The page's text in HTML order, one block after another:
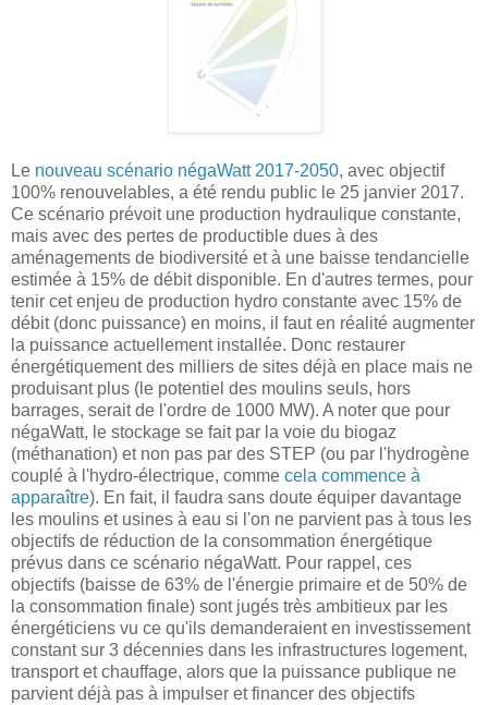
Le nouveau scénario négaWatt 2017-2050, avec objectif
100% renouvelables, a été rendu public le 25 janvier 2017.
Ce scénario prévoit une production hydraulique constante,
mais avec des pertes de productible dues à des
aménagements de biodiversité et à une baisse tendancielle
estimée à 15% de débit disponible. En d'autres termes, pour
tenir cet enjeu de production hydro constante avec 15% de
débit (donc puissance) en moins, il faut en réalité augmenter
la puissance actuellement installée. Donc restaurer
énergétiquement des milliers de sites déjà en place mais ne
produisant plus (le potentiel des moulins seuls, hors
barrages, serait de l'ordre de 1000 MW). A noter que pour
négaWatt, le stockage se fait par la voie du biogaz
(méthanation) et non pas par des STEP (ou par l'hydrogène
couplé à l'hydro-électrique, comme cela commence à
apparaître). En fait, il faudra sans doute équiper davantage
les moulins et usines à eau si l'on ne parvient pas à tous les
objectifs de réduction de la consommation énergétique
prévus dans ce scénario négaWatt. Pour rappel, ces
objectifs (baisse de 63% de l'énergie primaire et de 50% de
la consommation finale) sont jugés très ambitieux par les
énergéticiens vu ce qu'ils demanderaient en investissement
constant sur 3 décennies dans les infrastructures logement,
transport et chauffage, alors que la puissance publique ne
parvient déjà pas à impulser et financer des objectifs